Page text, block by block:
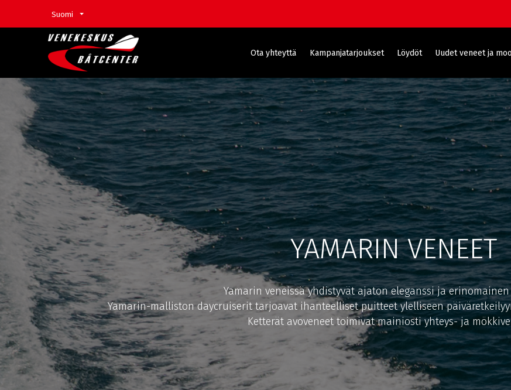
Suomi
Ota yhteyttä Kampanjatarjoukset Löydöt Uudet veneet ja
YAMARIN VENEET
Yamarin veneissä yhdistyvät ajaton eleganssi ja
Yamarin-malliston daycruiserit tarjoavat ihanteelliset puitteet ylelliseen
Ketterät avoveneet toimivat mainiosti yhteys- ja